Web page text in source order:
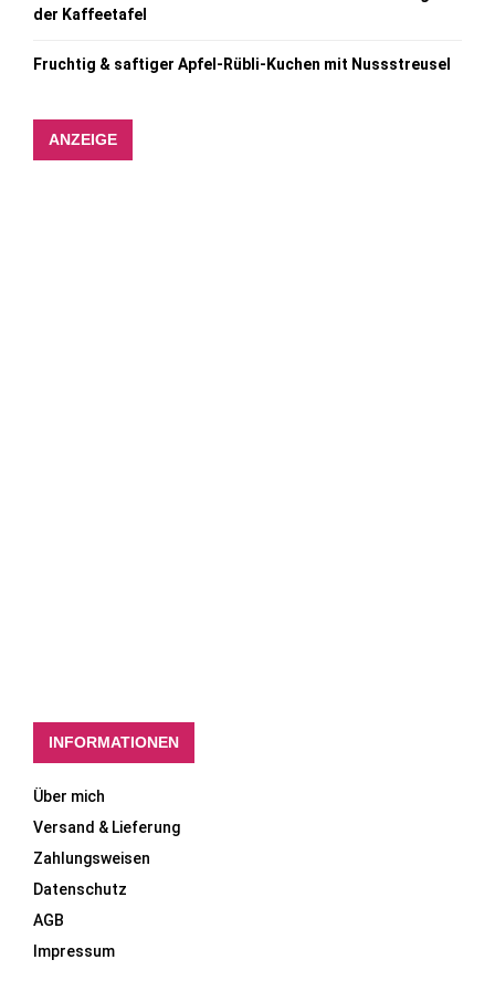
der Kaffeetafel
Fruchtig & saftiger Apfel-Rübli-Kuchen mit Nussstreusel
ANZEIGE
INFORMATIONEN
Über mich
Versand & Lieferung
Zahlungsweisen
Datenschutz
AGB
Impressum